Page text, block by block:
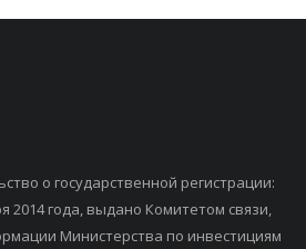
о государственной регистрации:
2014 года, выдано Комитетом связи,
Министерства по инвестициям